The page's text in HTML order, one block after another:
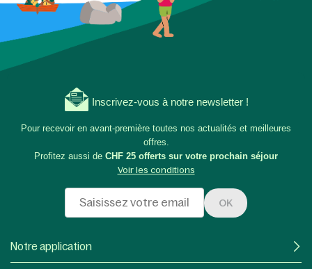
Inscrivez-vous à notre newsletter !
Pour recevoir en avant-première toutes nos actualités et meilleures
offres.
Profitez aussi de CHF 25 offerts sur votre prochain séjour
Voir les conditions
OK
Notre application